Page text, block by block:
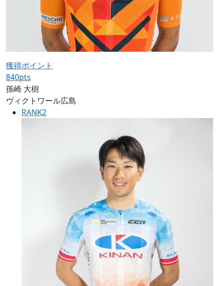
獲得ポイント
840pts
孫崎 大樹
ヴィクトワール広島
RANK2